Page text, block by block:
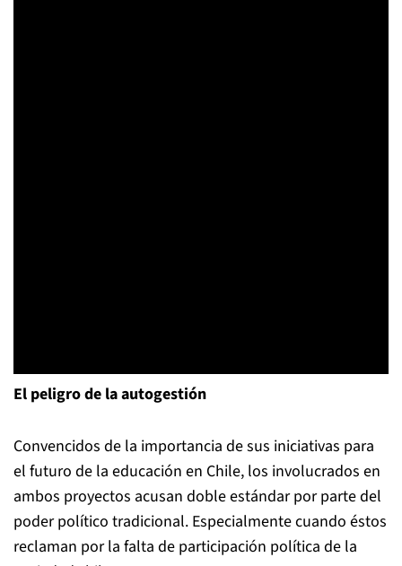
El peligro de la autogestión
Convencidos de la importancia de sus iniciativas para
el futuro de la educación en Chile, los involucrados en
ambos proyectos acusan doble estándar por parte del
poder político tradicional. Especialmente cuando éstos
reclaman por la falta de participación política de la